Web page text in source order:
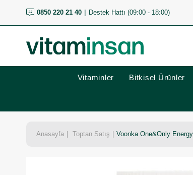
0850 220 21 40 Destek Hattı (09:00 - 18:00)
Vitaminler Bitkisel Ürünler
Anasayfa Toptan Satış Voonka One&Only